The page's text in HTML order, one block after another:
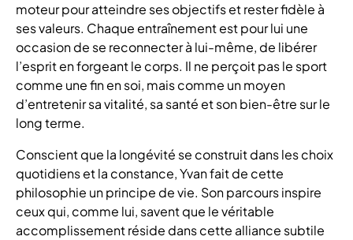
moteur pour atteindre ses objectifs et rester fidèle à
ses valeurs. Chaque entraînement est pour lui une
occasion de se reconnecter à lui-même, de libérer
l’esprit en forgeant le corps. Il ne perçoit pas le sport
comme une fin en soi, mais comme un moyen
d’entretenir sa vitalité, sa santé et son bien-être sur le
long terme.
Conscient que la longévité se construit dans les choix
quotidiens et la constance, Yvan fait de cette
philosophie un principe de vie. Son parcours inspire
ceux qui, comme lui, savent que le véritable
accomplissement réside dans cette alliance subtile